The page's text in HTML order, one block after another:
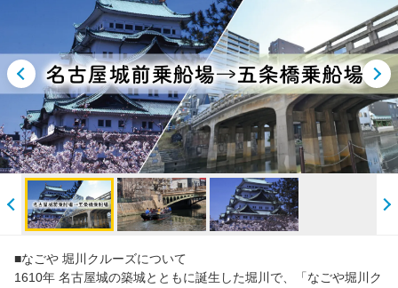
ナゴヤ座船内講談便
閲覧履歴
■なごや 堀川クルーズについて
1610年 名古屋城の築城とともに誕生した堀川で、「なごや堀川ク